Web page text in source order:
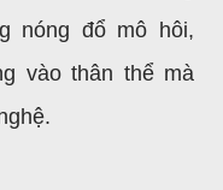
nóng đổ mô hôi,
vào thân thể mà